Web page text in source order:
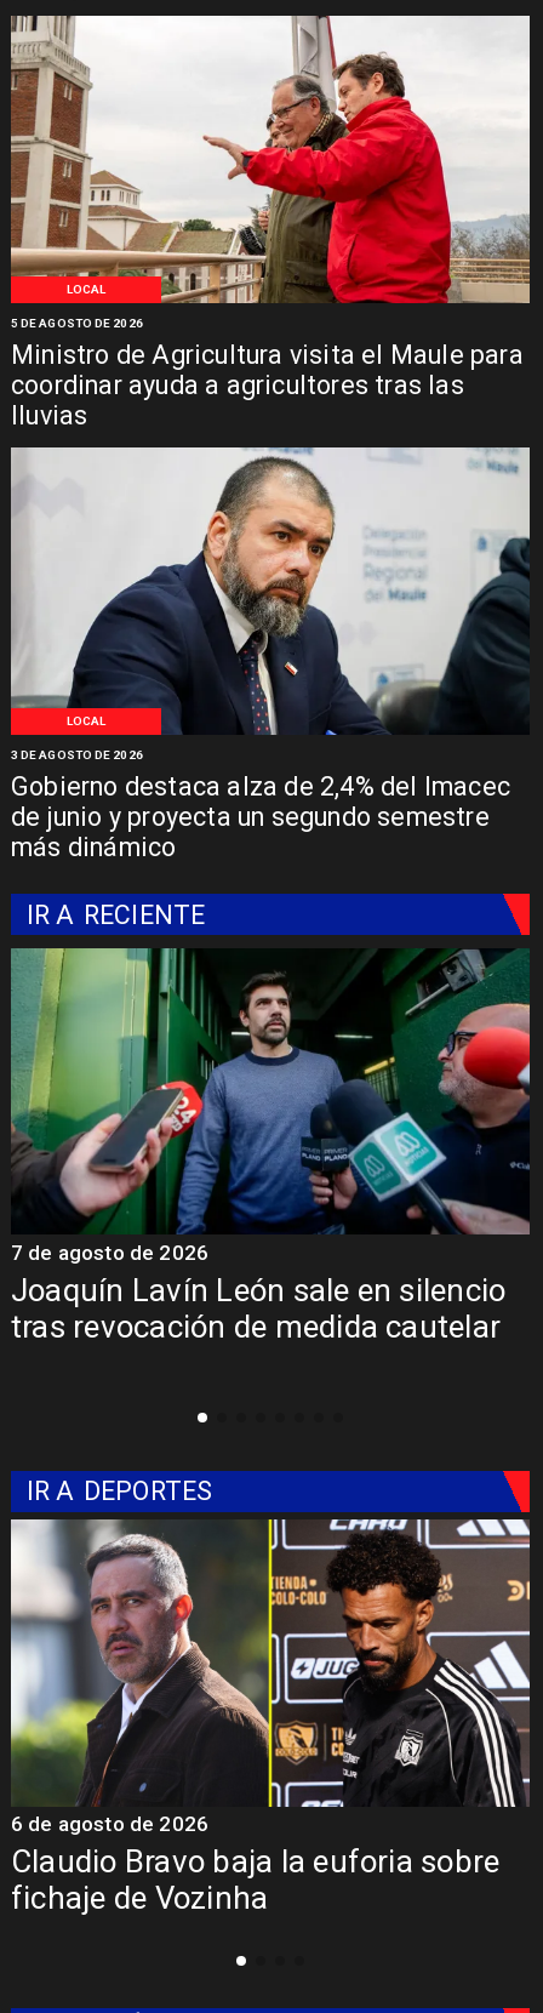
LOCAL
Ministro de Agricultura visita el Maule para
coordinar ayuda a agricultores tras las
lluvias
5 DE AGOSTO DE 2026
LOCAL
Gobierno destaca alza de 2,4% del Imacec
de junio y proyecta un segundo semestre
más dinámico
3 DE AGOSTO DE 2026
IR A RECIENTE
Joaquín Lavín León sale en silencio
tras revocación de medida cautelar
7 de agosto de 2026
IR A DEPORTES
Claudio Bravo baja la euforia sobre
fichaje de Vozinha
6 de agosto de 2026